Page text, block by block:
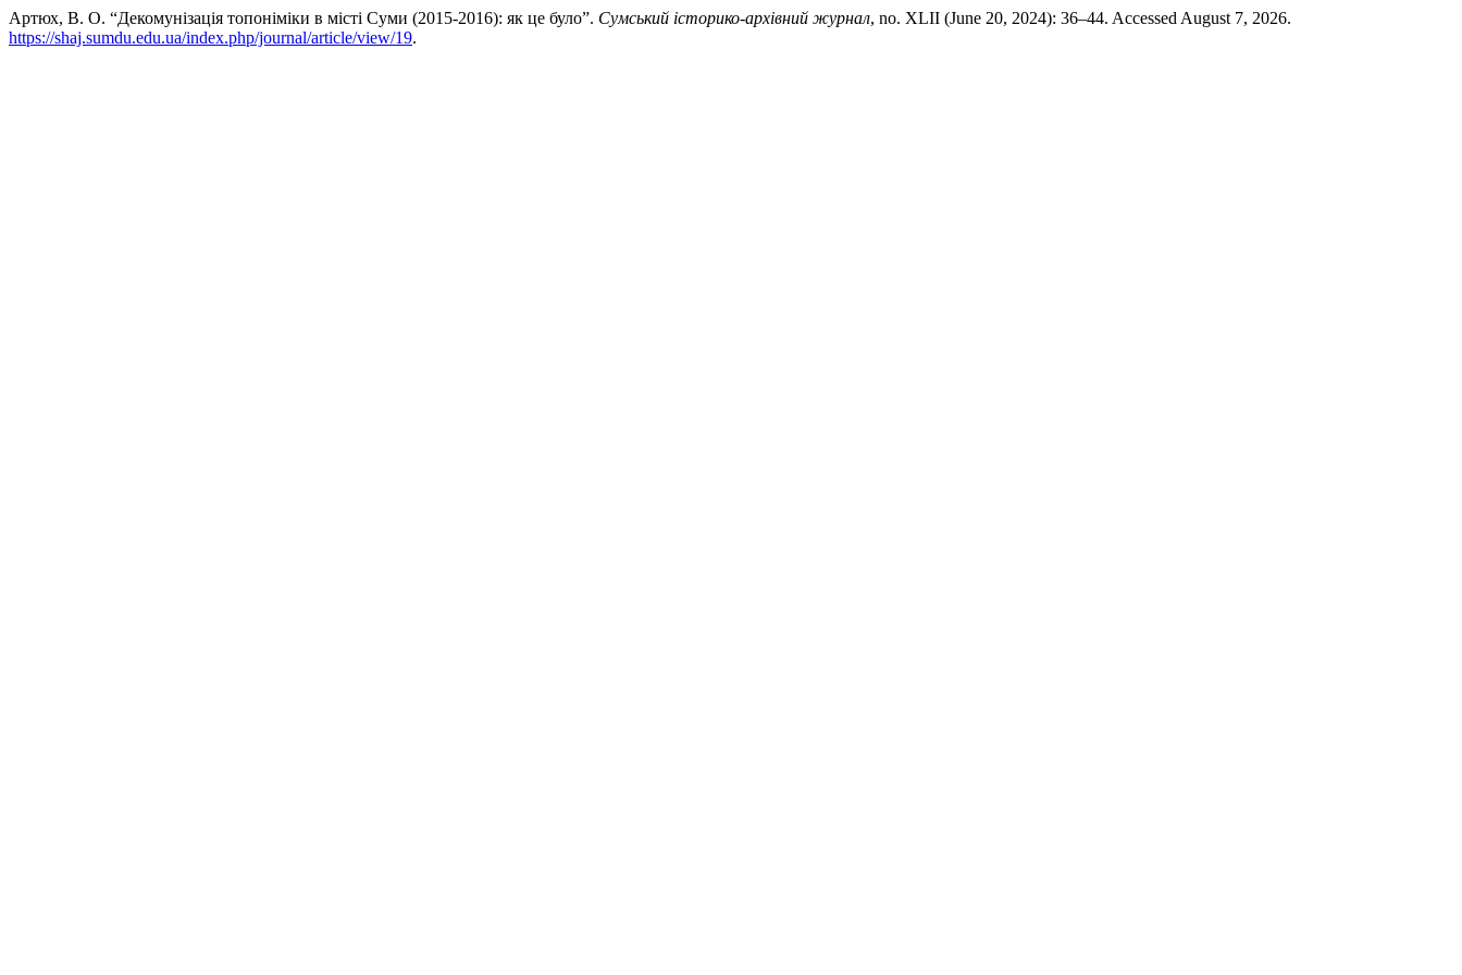
Артюх, В. О. “Декомунізація топоніміки в місті Суми (2015-2016): як це було”. Сумський історико-архівний журнал, no. XLII (June 20, 2024): 36–44. Accessed August 7, 2026.
https://shaj.sumdu.edu.ua/index.php/journal/article/view/19.